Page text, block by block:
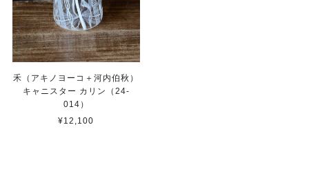
禾（アキノヨーコ＋河内伯秋）
キャニスター カリン（24-
014）
¥12,100